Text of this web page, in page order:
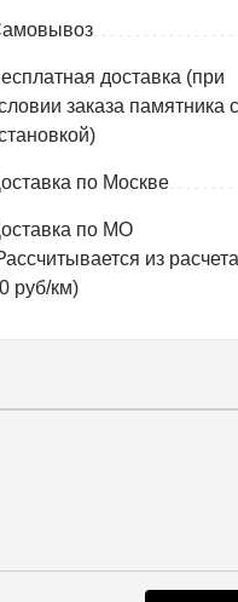
доставка (при
заказа памятника с
по Москве
по МО
из расчета
руб/км)